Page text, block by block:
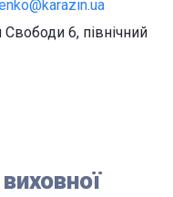
6, північний